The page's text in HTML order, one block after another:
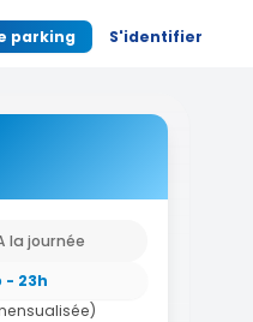
parking S'identifier
la journée
- 23h